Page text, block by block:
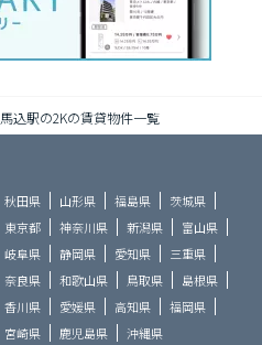
馬込駅の2Kの賃貸物件一覧
秋田県 山形県 福島県
茨城県
東京都 神奈川県 新潟県
富山県
岐阜県 静岡県 愛知県
三重県
奈良県 和歌山県 鳥取県
島根県
香川県 愛媛県 高知県
福岡県
宮崎県 鹿児島県 沖縄県